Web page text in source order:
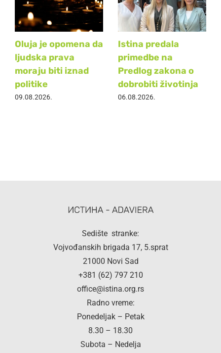
Oluja je opomena da
ljudska prava
moraju biti iznad
politike
09.08.2026.
Istina predala
primedbe na
Predlog zakona o
dobrobiti životinja
06.08.2026.
Sedište stranke:
Vojvođanskih brigada 17, 5.sprat
21000 Novi Sad
+381 (62) 797 210
office@istina.org.rs
Radno vreme:
Ponedeljak – Petak
8.30 – 18.30
Subota – Nedelja